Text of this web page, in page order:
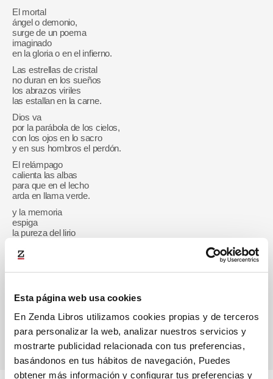
Esta página web usa cookies
En Zenda Libros utilizamos cookies propias y de terceros
para personalizar la web, analizar nuestros servicios y
mostrarte publicidad relacionada con tus preferencias,
basándonos en tus hábitos de navegación, Puedes
obtener más información y configurar tus preferencias y
El mortal
ángel o demonio,
surge de un poema
imaginado
en la gloria o en el infierno.
Las estrellas de cristal
no duran en los sueños
los abrazos viriles
las estallan en la carne.
Dios va
por la parábola de los cielos,
con los ojos en lo sacro
y en sus hombros el perdón.
El relámpago
calienta las albas
para que en el lecho
arda en llama verde.
y la memoria
espiga
la pureza del lirio
En la cúpula celeste
la luz